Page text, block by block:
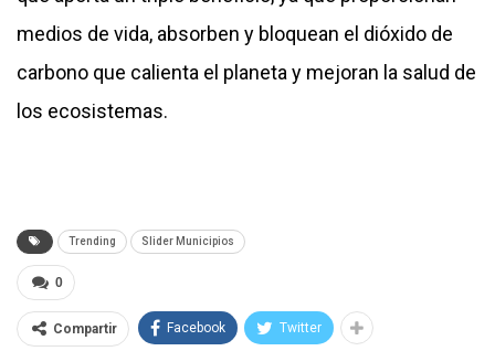
medios de vida, absorben y bloquean el dióxido de
carbono que calienta el planeta y mejoran la salud de
los ecosistemas.
Trending Slider Municipios
0
Compartir Facebook Twitter